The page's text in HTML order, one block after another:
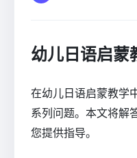
幼儿日语启蒙
在幼儿日语启蒙教学
系列问题。本文将解
您提供指导。